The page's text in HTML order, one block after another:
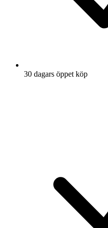
30 dagars öppet köp